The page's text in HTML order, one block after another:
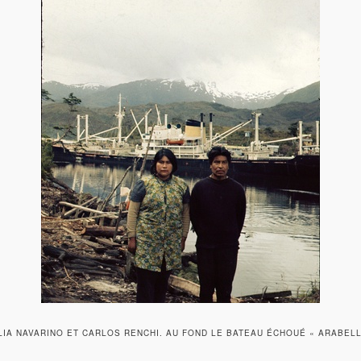
NAVARINO ET CARLOS RENCHI. AU FOND LE BATEAU ÉCHOUÉ «